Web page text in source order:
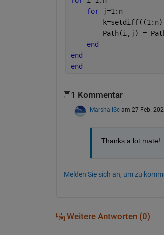
for
j=1:n
Path(i,j) =
end
end
end
1 Kommentar
MarshallSc am 27 Feb.
Thanks a lot mate!
Melden Sie sich an, um zu
Weitere Antworten (0)